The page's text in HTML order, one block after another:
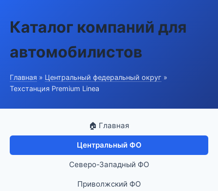
Каталог компаний для
автомобилистов
Главная » Центральный федеральный округ »
Техстанция Premium Linea
🏠 Главная
Центральный ФО
Северо-Западный ФО
Приволжский ФО